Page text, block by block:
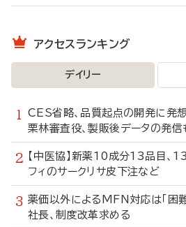
アクセスランキング
デイリー
CES省略、品質起点の開発に
栗林審査役、製販後データの発信
【中医協】新薬10成分13品目
フィのサークリサ皮下注など
薬価以外によるMFN対応は「困
社長、制度改革求める